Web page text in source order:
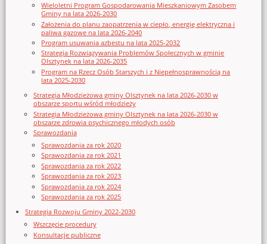
Wieloletni Program Gospodarowania Mieszkaniowym Zasobem
Gminy na lata 2026-2030
Założenia do planu zaopatrzenia w ciepło, energię elektryczna i
paliwa gazowe na lata 2026-2040
Program usuwania azbestu na lata 2025-2032
Strategia Rozwiązywania Problemów Społecznych w gminie
Olsztynek na lata 2026-2035
Program na Rzecz Osób Starszych i z Niepełnosprawnością na
lata 2025-2030
Strategia Młodzieżowa gminy Olsztynek na lata 2026-2030 w
obszarze sportu wśród młodzieży
Strategia Młodzieżowa gminy Olsztynek na lata 2026-2030 w
obszarze zdrowia psychicznego młodych osób
Sprawozdania
Sprawozdania za rok 2020
Sprawozdania za rok 2021
Sprawozdania za rok 2022
Sprawozdania za rok 2023
Sprawozdania za rok 2024
Sprawozdania za rok 2025
Strategia Rozwoju Gminy 2022-2030
Wszczęcie procedury
Konsultacje publiczne